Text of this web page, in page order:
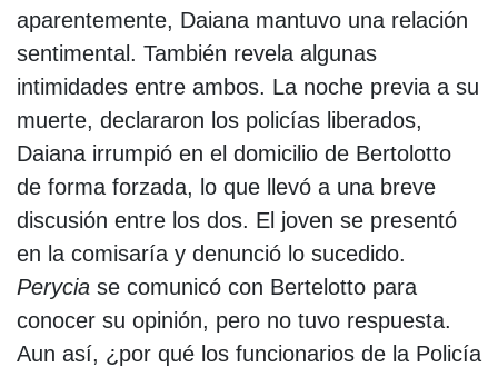
aparentemente, Daiana mantuvo una relación
sentimental. También revela algunas
intimidades entre ambos. La noche previa a su
muerte, declararon los policías liberados,
Daiana irrumpió en el domicilio de Bertolotto
de forma forzada, lo que llevó a una breve
discusión entre los dos. El joven se presentó
en la comisaría y denunció lo sucedido.
Perycia se comunicó con Bertelotto para
conocer su opinión, pero no tuvo respuesta.
Aun así, ¿por qué los funcionarios de la Policía